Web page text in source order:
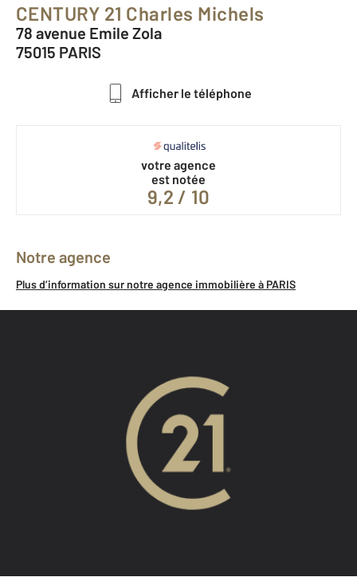
CENTURY 21 Charles Michels
78 avenue Emile Zola
75015 PARIS
Afficher le téléphone
votre agence
est notée
9,2 / 10
Notre agence
Plus d’information sur notre agence immobilière à PARIS